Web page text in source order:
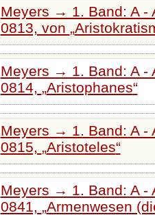
Meyers → 1. Band: A -
0813, von
Meyers → 1. Band: A -
0814,
Aristophanes
Meyers → 1. Band: A -
0815,
Aristoteles
Meyers → 1. Band: A -
0841,
Armenwesen